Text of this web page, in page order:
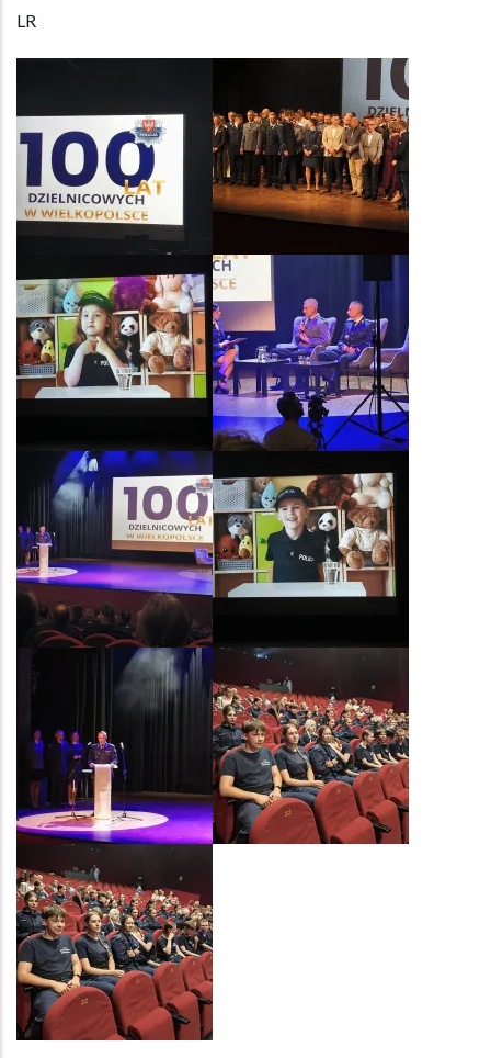
LR